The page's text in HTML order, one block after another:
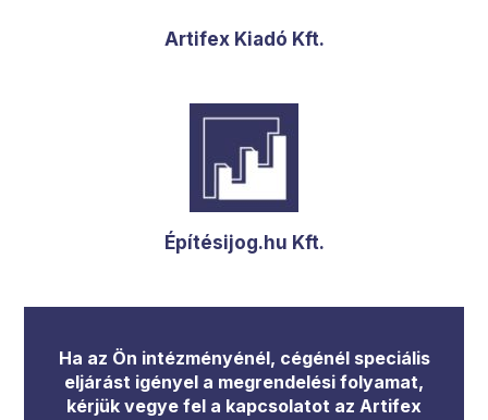
Artifex Kiadó Kft.
Építésijog.hu Kft.
Ha az Ön intézményénél, cégénél speciális
eljárást igényel a megrendelési folyamat,
kérjük vegye fel a kapcsolatot az Artifex